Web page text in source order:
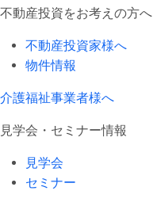
不動産投資をお考えの方へ
不動産投資家様へ
物件情報
介護福祉事業者様へ
見学会・セミナー情報
見学会
セミナー